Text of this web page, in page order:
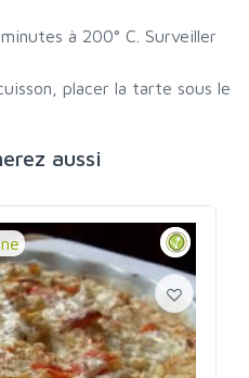
à 200° C. Surveiller
placer la tarte sous le
aussi